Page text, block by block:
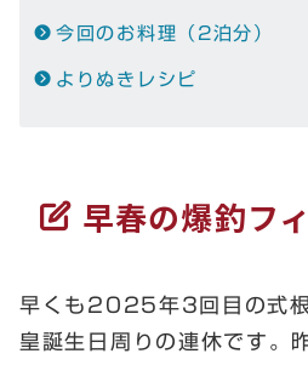
今回のお料理（2泊分）
よりぬきレシピ
早春の爆釣フ
早くも2025年3回目の式
皇誕生日周りの連休です。